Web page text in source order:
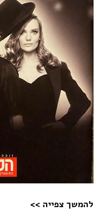
להמשך צפייה >>